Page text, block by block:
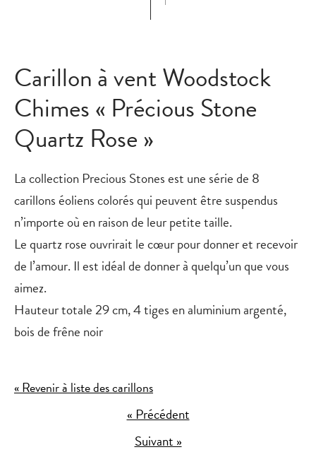
Carillon à vent Woodstock
Chimes « Précious Stone
Quartz Rose »
La collection Precious Stones est une série de 8
carillons éoliens colorés qui peuvent être suspendus
n’importe où en raison de leur petite taille.
Le quartz rose ouvrirait le cœur pour donner et recevoir
de l’amour. Il est idéal de donner à quelqu’un que vous
aimez.
Hauteur totale 29 cm, 4 tiges en aluminium argenté,
bois de frêne noir
« Revenir à liste des carillons
« Précédent
Suivant »